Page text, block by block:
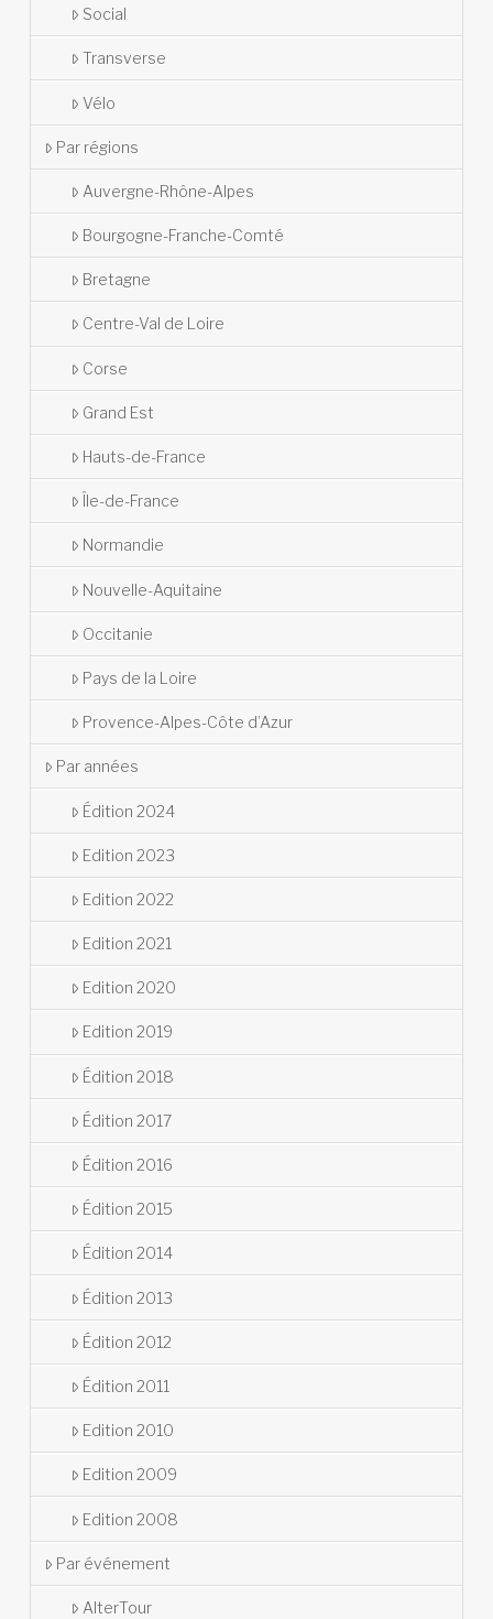
Social
Transverse
Vélo
Par régions
Auvergne-Rhône-Alpes
Bourgogne-Franche-Comté
Bretagne
Centre-Val de Loire
Corse
Grand Est
Hauts-de-France
Île-de-France
Normandie
Nouvelle-Aquitaine
Occitanie
Pays de la Loire
Provence-Alpes-Côte d’Azur
Par années
Édition 2024
Edition 2023
Edition 2022
Edition 2021
Edition 2020
Edition 2019
Édition 2018
Édition 2017
Édition 2016
Édition 2015
Édition 2014
Édition 2013
Édition 2012
Édition 2011
Edition 2010
Edition 2009
Edition 2008
Par événement
AlterTour